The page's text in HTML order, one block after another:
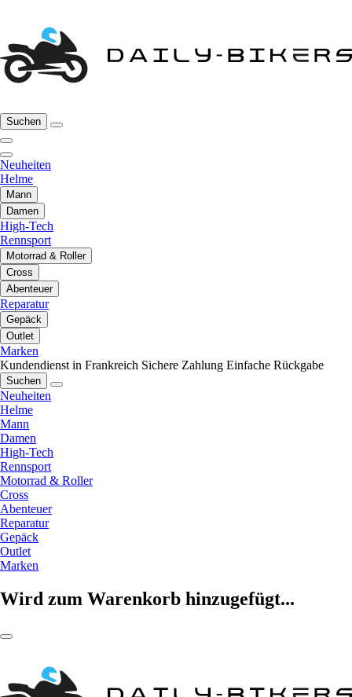
Suchen
Neuheiten
Helme
Mann
Damen
High-Tech
Rennsport
Motorrad & Roller
Cross
Abenteuer
Reparatur
Gepäck
Outlet
Marken
Kundendienst in Frankreich Sichere Zahlung Einfache Rückgabe
Suchen
Neuheiten
Helme
Mann
Damen
High-Tech
Rennsport
Motorrad & Roller
Cross
Abenteuer
Reparatur
Gepäck
Outlet
Marken
Wird zum Warenkorb hinzugefügt...